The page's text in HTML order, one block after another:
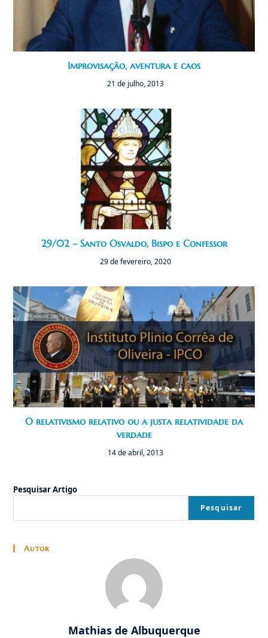
Improvisação, aventura e caos
21 de julho, 2013
29/02 – Santo Osvaldo, Bispo e Confessor
29 de fevereiro, 2020
O relativismo relativo ou a justa relatividade da
verdade
14 de abril, 2013
Pesquisar Artigo
Pesquisar
Autor
Mathias de Albuquerque